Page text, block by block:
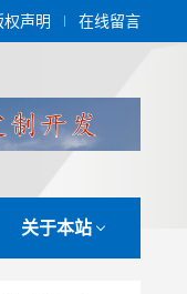
权声明 在线留言
关于本站